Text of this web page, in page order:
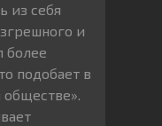
из себя
и
более
подобает в